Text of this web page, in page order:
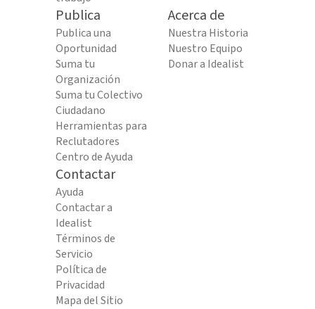
Publica
Publica una
Oportunidad
Suma tu
Organización
Suma tu Colectivo
Ciudadano
Herramientas para
Reclutadores
Centro de Ayuda
Acerca de
Nuestra Historia
Nuestro Equipo
Donar a Idealist
Contactar
Ayuda
Contactar a
Idealist
Términos de
Servicio
Política de
Privacidad
Mapa del Sitio